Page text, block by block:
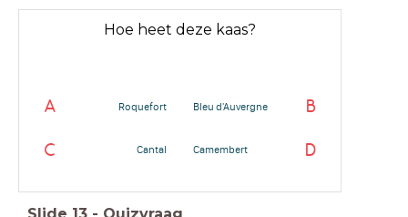
Hoe heet deze kaas?
A Roquefort B
Bleu d'Auvergne
C Cantal D
Camembert